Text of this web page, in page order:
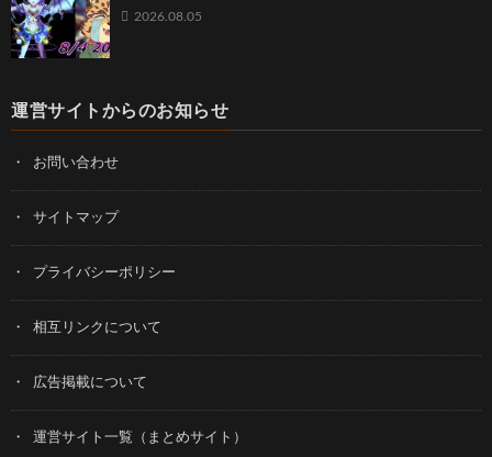
2026.08.05
運営サイトからのお知らせ
お問い合わせ
サイトマップ
プライバシーポリシー
相互リンクについて
広告掲載について
運営サイト一覧（まとめサイト）